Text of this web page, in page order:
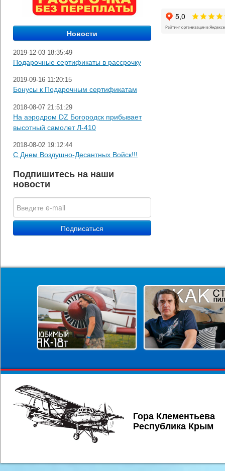
2019-12-03 18:35:49
Подарочные сертификаты в рассрочку
2019-09-16 11:20:15
Бонусы к Подарочным сертификатам
2018-08-07 21:51:29
На аэродром DZ Богородск прибывает
высотный самолет Л-410
2018-08-02 19:12:44
С Днем Воздушно-Десантных Войск!!!
Подпишитесь на наши
новости
Гора Клементьева
Республика Крым